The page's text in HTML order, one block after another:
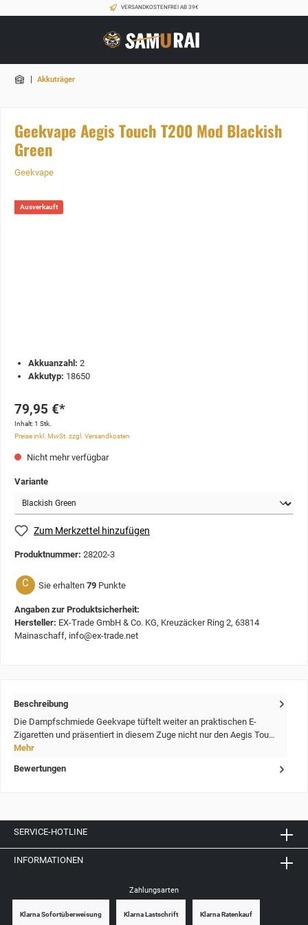
VERSANDKOSTENFREI AB 39€
| Akkuträger
Geekvape Aegis Touch T200 Mod Blackish
Green
Geekvape
Ausverkauft
Akkuanzahl: 2
Akkutyp: 18650
79,95 €*
Inhalt:1 Stk.
Preise inkl. MwSt. zzgl. Versandkosten
Nicht mehr verfügbar
Variante
Zum Merkzettel hinzufügen
Produktnummer: 28202-3
C Sie erhalten 79 Punkte
Angaben zur Produktsicherheit:
Hersteller: EX-Trade GmbH & Co. KG, Kreuzäcker Ring 2, 63814
Mainaschaff, info@ex-trade.net
Beschreibung
Die Dampfschmiede Geekvape tüftelt weiter an praktischen E-
Zigaretten und präsentiert in diesem Zuge nicht nur den Aegis Tou…
Mehr
Bewertungen
SERVICE-HOTLINE
INFORMATIONEN
Zahlungsarten
Klarna Sofortüberweisung Klarna Lastschrift Klarna Ratenkauf